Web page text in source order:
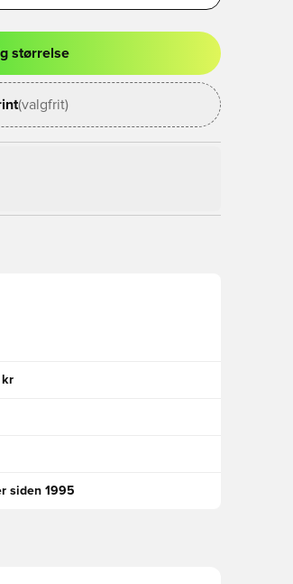
tilmelde dig som medlem
størrelse
(valgfrit)
kr
siden 1995